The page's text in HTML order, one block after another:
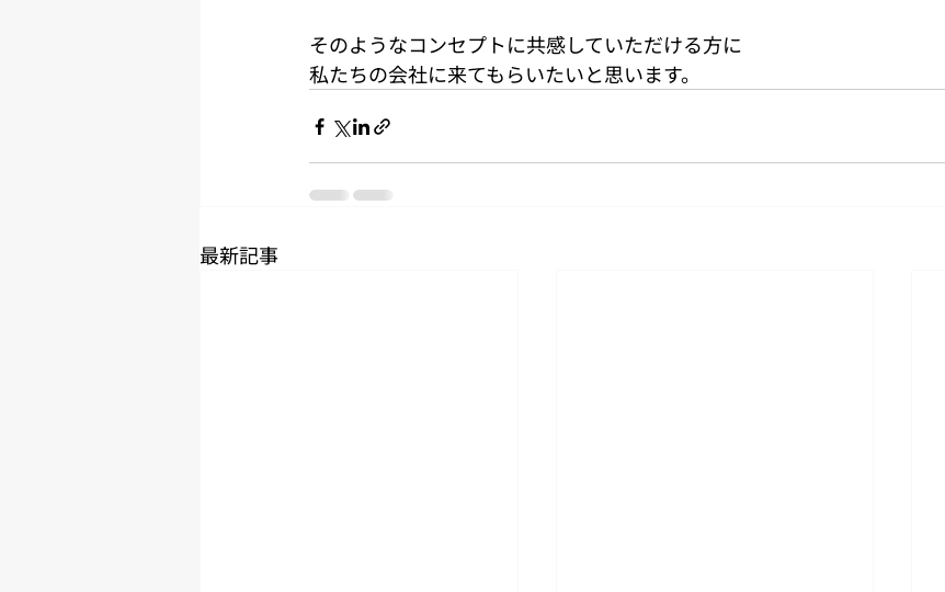
そのようなコンセプトに共感していただける方に
私たちの会社に来てもらいたいと思います。
最新記事